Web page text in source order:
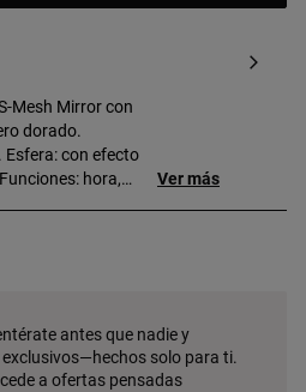
Mesh Mirror con
dorado.
Esfera: con efecto
hora,
65mm x
con
Ver más
antes que nadie y
solo para ti.
a ofertas pensadas